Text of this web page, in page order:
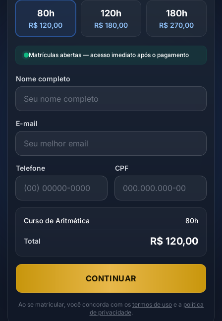
80h
R$ 120,00
120h
R$ 180,00
180h
R$ 270,00
Matrículas abertas — acesso imediato após o pagamento
Nome completo
E-mail
Telefone CPF
Curso de Aritmética 80h
Total R$ 120,00
CONTINUAR
Ao se matricular, você concorda com os termos de uso e a política
de privacidade.